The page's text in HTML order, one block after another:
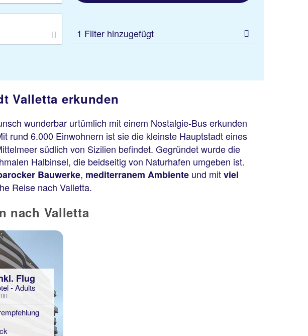
1 Filter hinzugefügt
Valletta erkunden
wunderbar urtümlich mit einem Nostalgie-Bus erkunden
rund 6.000 Einwohnern ist sie die kleinste Hauptstadt eines
südlich von Sizilien befindet. Gegründet wurde die
Halbinsel, die beidseitig von Naturhafen umgeben ist.
Bauwerke, mediterranem Ambiente und mitviel
Reise nach Valletta.
nach Valletta
Flug
- Adults
Valletta inkl. Flug
Jl Hotel
100 % Weiterempfehlung
statt
Flug